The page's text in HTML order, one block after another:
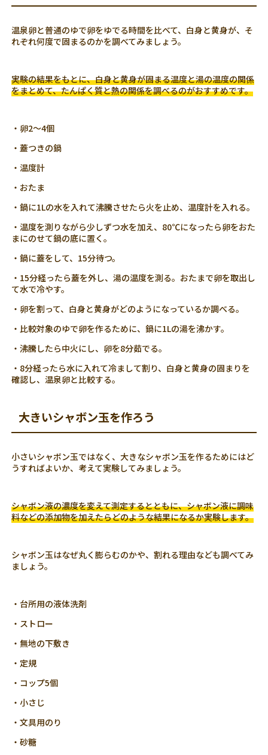
温泉卵と普通のゆで卵をゆでる時間を比べて、白身と黄身が、そ
れぞれ何度で固まるのかを調べてみましょう。
実験の結果をもとに、白身と黄身が固まる温度と湯の温度の関係
をまとめて、たんぱく質と熱の関係を調べるのがおすすめです。
・卵2〜4個
・蓋つきの鍋
・温度計
・おたま
・鍋に1Lの水を入れて沸騰させたら火を止め、温度計を入れる。
・温度を測りながら少しずつ水を加え、80℃になったら卵をおた
まにのせて鍋の底に置く。
・鍋に蓋をして、15分待つ。
・15分経ったら蓋を外し、湯の温度を測る。おたまで卵を取出し
て水で冷やす。
・卵を割って、白身と黄身がどのようになっているか調べる。
・比較対象のゆで卵を作るために、鍋に1Lの湯を沸かす。
・沸騰したら中火にし、卵を8分茹でる。
・8分経ったら水に入れて冷まして割り、白身と黄身の固まりを
確認し、温泉卵と比較する。
大きいシャボン玉を作ろう
小さいシャボン玉ではなく、大きなシャボン玉を作るためにはど
うすればよいか、考えて実験してみましょう。
シャボン液の濃度を変えて測定するとともに、シャボン液に調味
料などの添加物を加えたらどのような結果になるか実験します。
シャボン玉はなぜ丸く膨らむのかや、割れる理由なども調べてみ
ましょう。
・台所用の液体洗剤
・ストロー
・無地の下敷き
・定規
・コップ5個
・小さじ
・文具用のり
・砂糖